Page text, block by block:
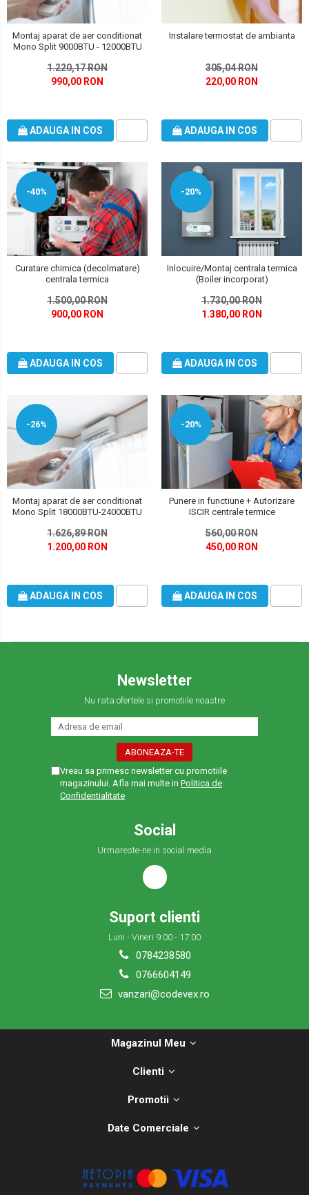
Montaj aparat de aer conditionat
Mono Split 9000BTU - 12000BTU
1.220,17 RON
990,00 RON
ADAUGA IN COS
Instalare termostat de ambianta
305,04 RON
220,00 RON
ADAUGA IN COS
-40%
Curatare chimica (decolmatare)
centrala termica
1.500,00 RON
900,00 RON
ADAUGA IN COS
-20%
Inlocuire/Montaj centrala termica
(Boiler incorporat)
1.730,00 RON
1.380,00 RON
ADAUGA IN COS
-26%
Montaj aparat de aer conditionat
Mono Split 18000BTU-24000BTU
1.626,89 RON
1.200,00 RON
ADAUGA IN COS
-20%
Punere in functiune + Autorizare
ISCIR centrale termice
560,00 RON
450,00 RON
ADAUGA IN COS
Newsletter
Nu rata ofertele si promotiile noastre
Vreau sa primesc newsletter cu promotiile
magazinului. Afla mai multe in Politica de
Confidentialitate
Social
Urmareste-ne in social media
Suport clienti
Luni - Vineri 9:00 - 17:00
0784238580
0766604149
vanzari@codevex.ro
Magazinul Meu
Clienti
Promotii
Date Comerciale